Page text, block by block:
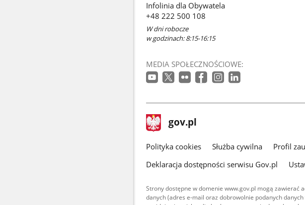
Infolinia dla Obywatela
+48 222 500 108
W dni robocze
w godzinach: 8:15-16:15
MEDIA SPOŁECZNOŚCIOWE:
stopka
gov.pl Strona
gov.pl
gov.pl
Polityka cookies Służba cywilna Profil
Deklaracja dostępności serwisu Gov.pl
Strony dostępne w domenie www.gov.pl mogą zawierać
danych (adres e-mail oraz dobrowolnie podanych